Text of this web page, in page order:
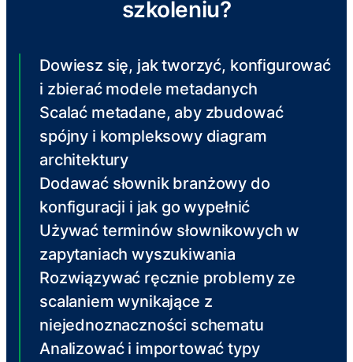
szkoleniu?
Dowiesz się, jak tworzyć, konfigurować
i zbierać modele metadanych
Scalać metadane, aby zbudować
spójny i kompleksowy diagram
architektury
Dodawać słownik branżowy do
konfiguracji i jak go wypełnić
Używać terminów słownikowych w
zapytaniach wyszukiwania
Rozwiązywać ręcznie problemy ze
scalaniem wynikające z
niejednoznaczności schematu
Analizować i importować typy